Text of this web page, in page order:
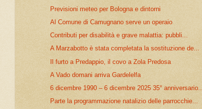
Previsioni meteo per Bologna e dintorni
Al Comune di Camugnano serve un operaio
Contributi per disabilità e grave malattia: pubbli...
A Marzabotto è stata completata la sostituzione de...
Il furto a Predappio, il covo a Zola Predosa
A Vado domani arriva Gardelelfa
6 dicembre 1990 – 6 dicembre 2025 35°
Parte la programmazione natalizio delle parrocchie...